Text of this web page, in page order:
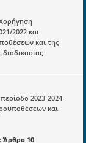
2022 και
και της
2023-2024
και
Άρθρο 10